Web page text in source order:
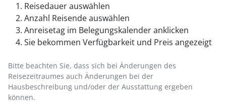
Reisedauer auswählen
Anzahl Reisende auswählen
Anreisetag im Belegungskalender anklicken
Sie bekommen Verfügbarkeit und Preis angezeigt
Bitte beachten Sie, dass sich bei Änderungen des
Reisezeitraumes auch Änderungen bei der
Hausbeschreibung und/oder der Ausstattung ergeben
können.